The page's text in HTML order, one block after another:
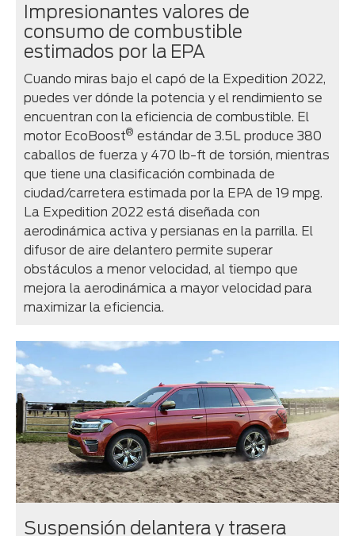
Impresionantes valores de
consumo de combustible
estimados por la EPA
Cuando miras bajo el capó de la Expedition 2022,
puedes ver dónde la potencia y el rendimiento se
encuentran con la eficiencia de combustible. El
motor EcoBoost® estándar de 3.5L produce 380
caballos de fuerza y 470 lb-ft de torsión, mientras
que tiene una clasificación combinada de
ciudad/carretera estimada por la EPA de 19 mpg.
La Expedition 2022 está diseñada con
aerodinámica activa y persianas en la parrilla. El
difusor de aire delantero permite superar
obstáculos a menor velocidad, al tiempo que
mejora la aerodinámica a mayor velocidad para
maximizar la eficiencia.
Suspensión delantera y trasera